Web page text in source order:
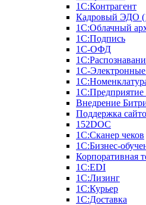
1С:Контрагент
Кадровый ЭДО
1С:Облачный
1С:Подпись
1С-ОФД
1С-
1С:Предприятие
Внедрение
Поддержка
152DOC
1С:Сканер чеков
1С:Бизнес-
Корпоративная
1С:ЕDI
1С:Лизинг
1С:Курьер
1С:Доставка